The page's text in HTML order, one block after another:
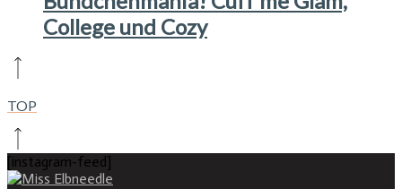
College und Cozy
TOP
[instagram-feed]